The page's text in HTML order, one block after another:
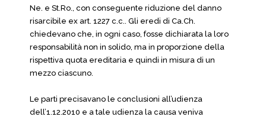
Ne. e St.Ro., con conseguente riduzione del danno
risarcibile ex art. 1227 c.c.. Gli eredi di Ca.Ch.
chiedevano che, in ogni caso, fosse dichiarata la loro
responsabilità non in solido, ma in proporzione della
rispettiva quota ereditaria e quindi in misura di un
mezzo ciascuno.
Le parti precisavano le conclusioni all’udienza
dell’1.12.2010 e a tale udienza la causa veniva